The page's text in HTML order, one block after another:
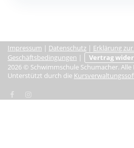
Impressum | Datenschutz | Erklärung
Geschäftsbedingungen |
Vertrag
2026 © Schwimmschule Schumacher.
Unterstützt durch die